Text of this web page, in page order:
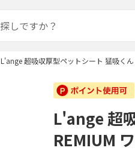
L'ange 超吸収厚型ペットシート 猛吸く
L'ange 超
REMIUM